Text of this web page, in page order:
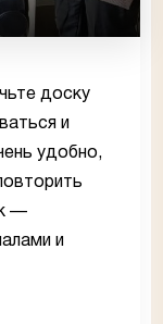
доску
и
удобно,
—
и